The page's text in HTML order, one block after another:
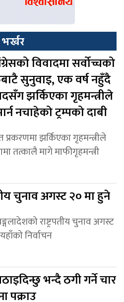
भर्खर
विवादमा सर्वोच्चको
सुनुवाइ, एक वर्ष नहुँदै
झर्किएका गृहमन्त्रीले
नचाहेको ट्रम्पको दाबी
प्रकरणमा झर्किएका गृहमन्त्रीले
तत्कालै मागे माफीगृहमन्त्री
चुनाव अगस्ट २० मा हुने
राष्ट्रपतीय चुनाव अगस्ट
निर्वाचन
भन्दै ठगी गर्ने चार
पक्राउ